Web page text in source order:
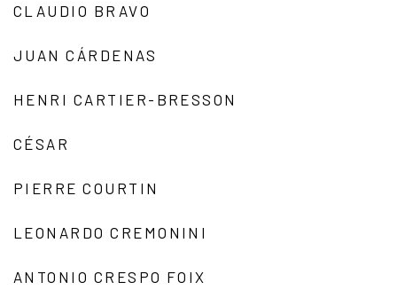
CLAUDIO BRAVO
JUAN CÁRDENAS
HENRI CARTIER-BRESSON
CÉSAR
PIERRE COURTIN
LEONARDO CREMONINI
ANTONIO CRESPO FOIX